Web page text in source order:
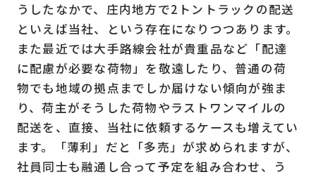
うしたなかで、庄内地方で2トントラックの配送
といえば当社、という存在になりつつあります。
また最近では大手路線会社が貴重品など「配達
に配慮が必要な荷物」を敬遠したり、普通の荷
物でも地域の拠点までしか届けない傾向が強ま
り、荷主がそうした荷物やラストワンマイルの
配送を、直接、当社に依頼するケースも増えてい
ます。「薄利」だと「多売」が求められますが、
社員同士も融通し合って予定を組み合わせ、う